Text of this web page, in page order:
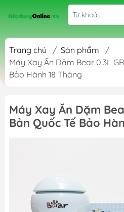
Trang chủ / Sản phẩm
/
Máy Xay Ăn Dặm Bear 0.3L
Bảo Hành 18 Tháng
Máy Xay Ăn Dặm
Bản Quốc Tế Bảo